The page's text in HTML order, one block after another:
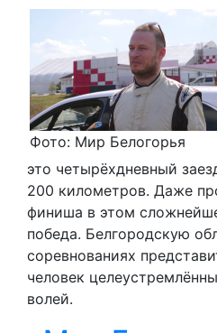
Фото: Мир Белогорья
это четырёхдневный
200 километров. Даже
финиша в этом
победа. Белгородскую
соревнованиях
человек
волей.